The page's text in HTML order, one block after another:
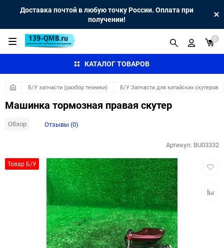
Доставка почтой в любую точку России. Оплата при
получении!
КАТАЛОГ ТОВАРОВ
0
Б/У запчасти (разбор техники) Б/У Запчасти для китайских скутеров
Машинка тормозная правая скутер
Обзор Отзывы (0)
Товар Б/У
Артикул: BU03332